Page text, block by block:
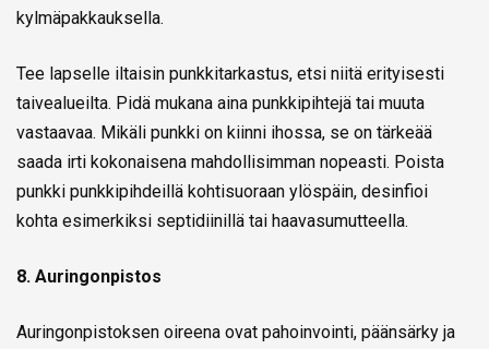
kylmäpakkauksella.
Tee lapselle iltaisin punkkitarkastus, etsi niitä erityisesti
taivealueilta. Pidä mukana aina punkkipihtejä tai muuta
vastaavaa. Mikäli punkki on kiinni ihossa, se on tärkeää
saada irti kokonaisena mahdollisimman nopeasti. Poista
punkki punkkipihdeillä kohtisuoraan ylöspäin, desinfioi
kohta esimerkiksi septidiinillä tai haavasumutteella.
8. Auringonpistos
Auringonpistoksen oireena ovat pahoinvointi, päänsärky ja